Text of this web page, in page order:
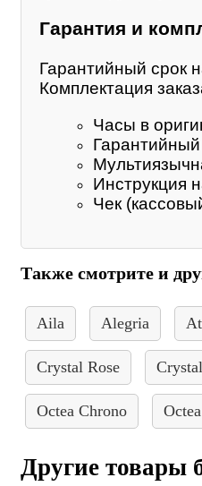
Гарантия и
Гарантийный срок
Комплектация
Часы в
Инструкция
Чек
Также смотрите и
Aila Alegria
Crystal Rose
Octea Chrono
Другие товары